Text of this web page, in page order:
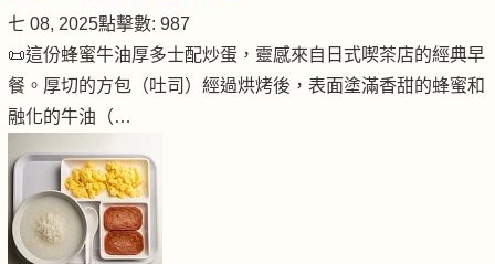
七 08, 2025點擊數: 987
📜這份蜂蜜牛油厚多士配炒蛋，靈感來自日式喫茶店的經典早
餐。厚切的方包（吐司）經過烘烤後，表面塗滿香甜的蜂蜜和
融化的牛油（…